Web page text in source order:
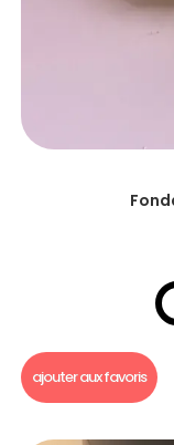
ajouter aux favoris